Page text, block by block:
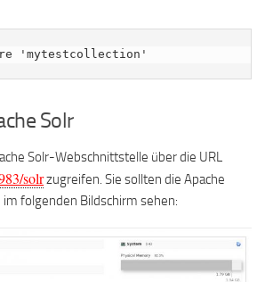
Solr
Solr-Webschnittstelle über die URL
solrzugreifen. Sie sollten die Apache
folgenden Bildschirm sehen: